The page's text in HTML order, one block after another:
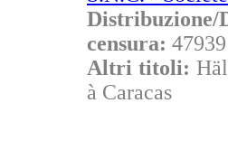
censura:
Altri titoli:
à Caracas